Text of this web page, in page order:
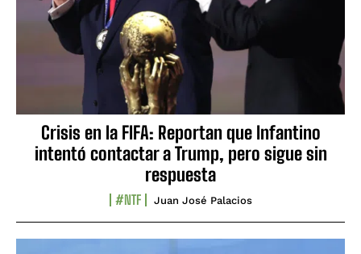
Crisis en la FIFA: Reportan que Infantino
intentó contactar a Trump, pero sigue sin
respuesta
#NTF Juan José Palacios